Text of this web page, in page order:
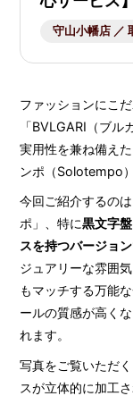
守山小幡店 ／
ファッションにこ
「BVLGARI（ブル
実用性を兼ね備え
ンポ（Solotempo
今回ご紹介するの
ポ」、特に黒文字
スを持つバージョン
ジュアリーな雰囲
もマッチする万能
ールの質感が高く
れます。
写真をご覧いただ
スが立体的に加工